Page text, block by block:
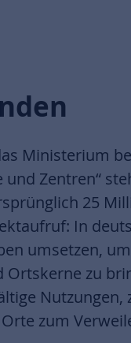
Ministerium
Zentren“
25
In
umsetzen,
zu
zum